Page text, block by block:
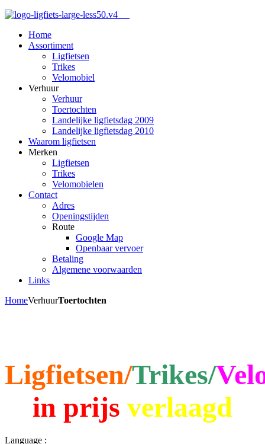
Home
Assortiment
Ligfietsen
Trikes
Velomobiel
Verhuur
Verhuur
Toertochten
Landelijke ligfietsdag 2009
Landelijke ligfietsdag 2010
Waarom ligfietsen
Merken
Ligfietsen
Trikes
Velomobielen
Contact
Adres
Openingstijden
Route
Google Map
Openbaar vervoer
Betaling
Algemene voorwaarden
Links
HomeVerhuurToertochten
Ligfietsen/Trikes/
in prijs verlaagd
Language :